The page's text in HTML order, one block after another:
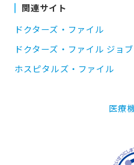
関連サイト
ドクターズ・ファイル
ドクターズ・ファイル ジョ
ホスピタルズ・ファイル
医療